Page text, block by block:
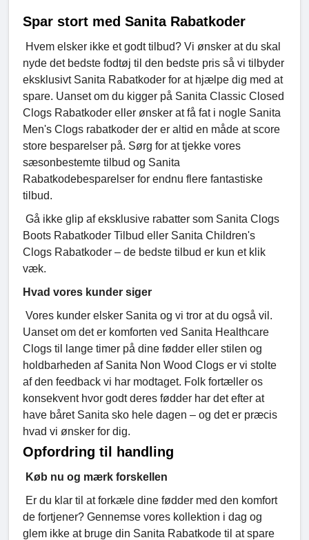
Spar stort med Sanita Rabatkoder
Hvem elsker ikke et godt tilbud? Vi ønsker at du skal
nyde det bedste fodtøj til den bedste pris så vi tilbyder
eksklusivt Sanita Rabatkoder for at hjælpe dig med at
spare. Uanset om du kigger på Sanita Classic Closed
Clogs Rabatkoder eller ønsker at få fat i nogle Sanita
Men's Clogs rabatkoder der er altid en måde at score
store besparelser på. Sørg for at tjekke vores
sæsonbestemte tilbud og Sanita
Rabatkodebesparelser for endnu flere fantastiske
tilbud.
Gå ikke glip af eksklusive rabatter som Sanita Clogs
Boots Rabatkoder Tilbud eller Sanita Children's
Clogs Rabatkoder – de bedste tilbud er kun et klik
væk.
Hvad vores kunder siger
Vores kunder elsker Sanita og vi tror at du også vil.
Uanset om det er komforten ved Sanita Healthcare
Clogs til lange timer på dine fødder eller stilen og
holdbarheden af Sanita Non Wood Clogs er vi stolte
af den feedback vi har modtaget. Folk fortæller os
konsekvent hvor godt deres fødder har det efter at
have båret Sanita sko hele dagen – og det er præcis
hvad vi ønsker for dig.
Opfordring til handling
Køb nu og mærk forskellen
Er du klar til at forkæle dine fødder med den komfort
de fortjener? Gennemse vores kollektion i dag og
glem ikke at bruge din Sanita Rabatkode til at spare